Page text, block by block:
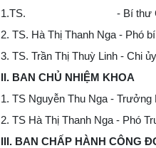
1.TS. - Bí thư
2. TS. Hà Thị Thanh Nga - Phó
3. TS. Trần Thị Thuỳ Linh - Chi
II. BAN CHỦ NHIỆM KHOA
1. TS Nguyễn Thu Nga - Trưởng
2. TS Hà Thị Thanh Nga - Phó
III. BAN CHẤP HÀNH CÔNG